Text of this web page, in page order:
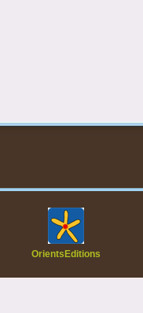
OrientsEditions